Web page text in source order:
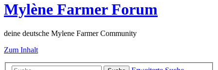
Mylène Farmer Forum
deine deutsche Mylene Farmer Community
Zum Inhalt